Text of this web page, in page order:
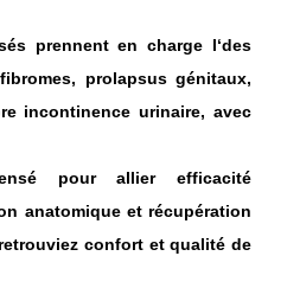
prennent en charge l‘des
fibromes, prolapsus génitaux,
incontinence urinaire, avec
pour allier efficacité
anatomique et récupération
confort et qualité de